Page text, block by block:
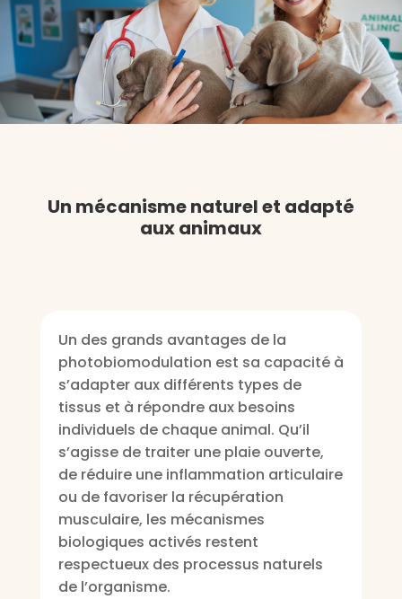
Un mécanisme naturel et adapté
aux animaux
Un des grands avantages de la
photobiomodulation est sa capacité à
s’adapter aux différents types de
tissus et à répondre aux besoins
individuels de chaque animal. Qu’il
s’agisse de traiter une plaie ouverte,
de réduire une inflammation articulaire
ou de favoriser la récupération
musculaire, les mécanismes
biologiques activés restent
respectueux des processus naturels
de l’organisme.